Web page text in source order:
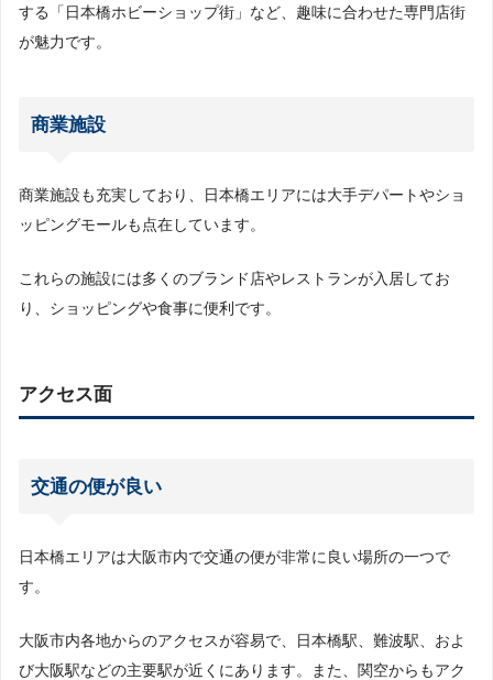
する「日本橋ホビーショップ街」など、趣味に合わせた専門店街
が魅力です。
商業施設
商業施設も充実しており、日本橋エリアには大手デパートやショ
ッピングモールも点在しています。
これらの施設には多くのブランド店やレストランが入居してお
り、ショッピングや食事に便利です。
アクセス面
交通の便が良い
日本橋エリアは大阪市内で交通の便が非常に良い場所の一つで
す。
大阪市内各地からのアクセスが容易で、日本橋駅、難波駅、およ
び大阪駅などの主要駅が近くにあります。また、関空からもアク